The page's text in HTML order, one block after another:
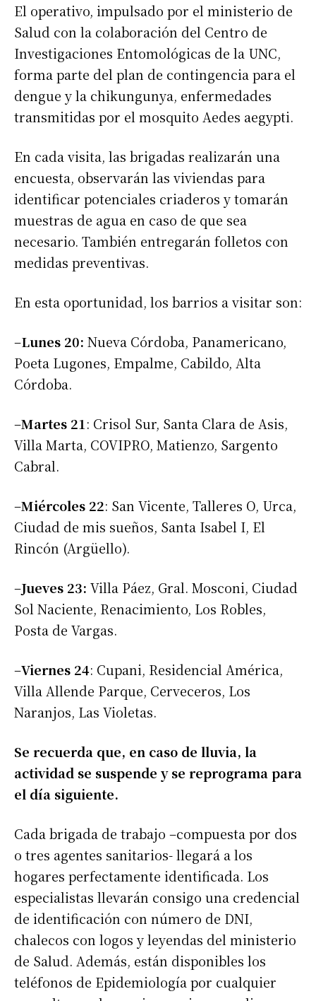
El operativo, impulsado por el ministerio de
Salud con la colaboración del Centro de
Investigaciones Entomológicas de la UNC,
forma parte del plan de contingencia para el
dengue y la chikungunya, enfermedades
transmitidas por el mosquito Aedes aegypti.
En cada visita, las brigadas realizarán una
encuesta, observarán las viviendas para
identificar potenciales criaderos y tomarán
muestras de agua en caso de que sea
necesario. También entregarán folletos con
medidas preventivas.
En esta oportunidad, los barrios a visitar son:
–Lunes 20: Nueva Córdoba, Panamericano,
Poeta Lugones, Empalme, Cabildo, Alta
Córdoba.
–Martes 21 : Crisol Sur, Santa Clara de Asis,
Villa Marta, COVIPRO, Matienzo, Sargento
Cabral.
–Miércoles 22: San Vicente, Talleres O, Urca,
Ciudad de mis sueños, Santa Isabel I, El
Rincón (Argüello).
–Jueves 23: Villa Páez, Gral. Mosconi, Ciudad
Sol Naciente, Renacimiento, Los Robles,
Posta de Vargas.
–Viernes 24: Cupani, Residencial América,
Villa Allende Parque, Cerveceros, Los
Naranjos, Las Violetas.
Se recuerda que, en caso de lluvia, la
actividad se suspende y se reprograma para
el día siguiente.
Cada brigada de trabajo –compuesta por dos
o tres agentes sanitarios- llegará a los
hogares perfectamente identificada. Los
especialistas llevarán consigo una credencial
de identificación con número de DNI,
chalecos con logos y leyendas del ministerio
de Salud. Además, están disponibles los
teléfonos de Epidemiología por cualquier